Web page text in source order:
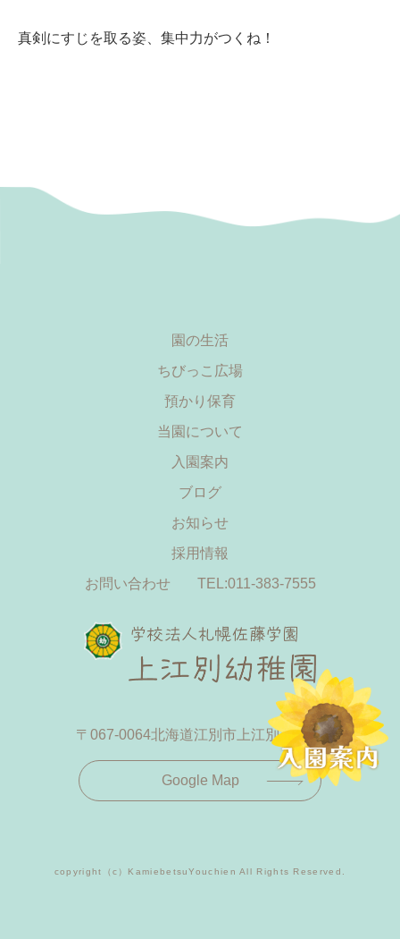
真剣にすじを取る姿、集中力がつくね！
園の生活
ちびっこ広場
預かり保育
当園について
入園案内
ブログ
お知らせ
採用情報
お問い合わせ
TEL:011-383-7555
〒067-0064北海道江別市上江別433-19
Google Map
copyright（c）KamiebetsuYouchien All Rights Reserved.